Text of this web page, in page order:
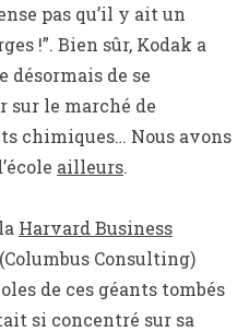
pas qu’il y ait un
!”. Bien sûr, Kodak a
de se
sur le marché de
chimiques… Nous avons
ailleurs.
Harvard Business
(Columbus Consulting)
de ces géants tombés
si concentré sur sa